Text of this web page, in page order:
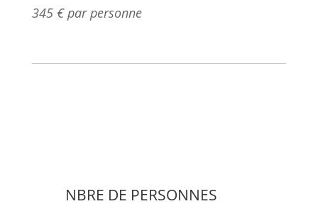
345 € par personne
NBRE DE PERSONNES